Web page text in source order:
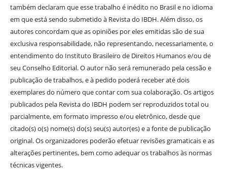
também declaram que esse trabalho é inédito no Brasil e no idioma
em que está sendo submetido à Revista do IBDH. Além disso, os
autores concordam que as opiniões por eles emitidas são de sua
exclusiva responsabilidade, não representando, necessariamente, o
entendimento do Instituto Brasileiro de Direitos Humanos e/ou de
seu Conselho Editorial. O autor não será remunerado pela cessão e
publicação de trabalhos, e à pedido poderá receber até dois
exemplares do número que contar com sua colaboração. Os artigos
publicados pela Revista do IBDH podem ser reproduzidos total ou
parcialmente, em formato impresso e/ou eletrônico, desde que
citado(s) o(s) nome(s) do(s) seu(s) autor(es) e a fonte de publicação
original. Os organizadores poderão efetuar revisões gramaticais e as
alterações pertinentes, bem como adequar os trabalhos às normas
técnicas vigentes.